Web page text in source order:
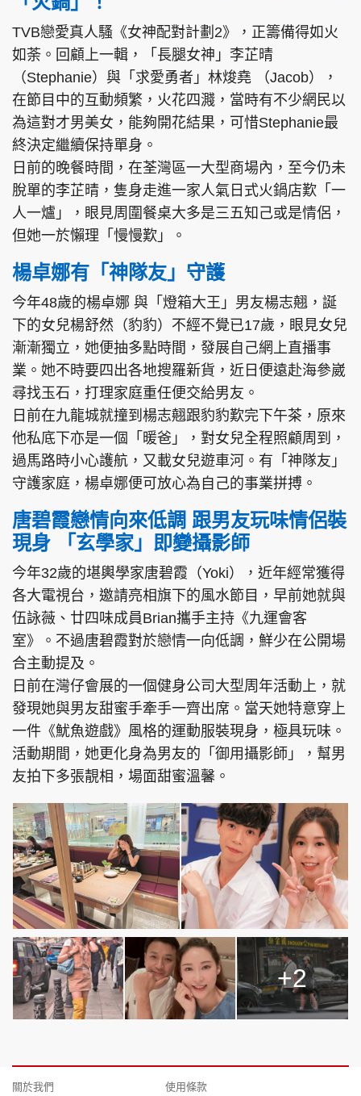
TVB戀愛真人騷《女神配對計劃2》，正籌備得如火
如荼。回顧上一輯，「長腿女神」李芷晴
（Stephanie）與「求愛勇者」林焌堯 （Jacob），
在節目中的互動頻繁，火花四濺，當時有不少網民以
為這對才男美女，能夠開花結果，可惜Stephanie最
終決定繼續保持單身。
日前的晚餐時間，在荃灣區一大型商場內，至今仍未
脫單的李芷晴，隻身走進一家人氣日式火鍋店歎「一
人一爐」，眼見周圍餐桌大多是三五知己或是情侶，
但她一於懶理「慢慢歎」。
楊卓娜有「神隊友」守護
今年48歲的楊卓娜 與「燈箱大王」男友楊志翹，誕
下的女兒楊舒然（豹豹）不經不覺已17歲，眼見女兒
漸漸獨立，她便抽多點時間，發展自己網上直播事
業。她不時要四出各地搜羅新貨，近日便遠赴海參崴
尋找玉石，打理家庭重任便交給男友。
日前在九龍城就撞到楊志翹跟豹豹歎完下午茶，原來
他私底下亦是一個「暖爸」，對女兒全程照顧周到，
過馬路時小心護航，又載女兒遊車河。有「神隊友」
守護家庭，楊卓娜便可放心為自己的事業拼搏。
唐碧霞戀情向來低調 跟男友玩味情侶裝
現身 「玄學家」即變攝影師
今年32歲的堪輿學家唐碧霞（Yoki），近年經常獲得
各大電視台，邀請亮相旗下的風水節目，早前她就與
伍詠薇、廿四味成員Brian攜手主持《九運會客
室》。不過唐碧霞對於戀情一向低調，鮮少在公開場
合主動提及。
日前在灣仔會展的一個健身公司大型周年活動上，就
發現她與男友甜蜜手牽手一齊出席。當天她特意穿上
一件《魷魚遊戲》風格的運動服裝現身，極具玩味。
活動期間，她更化身為男友的「御用攝影師」，幫男
友拍下多張靚相，場面甜蜜溫馨。
+2
關於我們 使用條款